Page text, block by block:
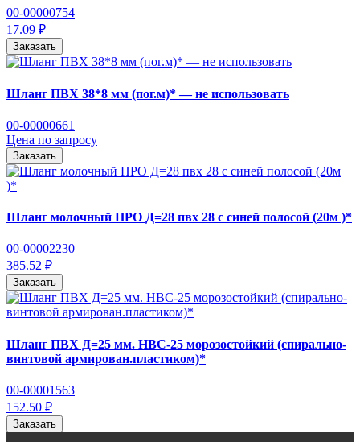
00-00000754
17.09 ₽
Заказать
Шланг ПВХ 38*8 мм (пог.м)* — не использовать
00-00000661
Цена по запросу
Заказать
Шланг молочный ПРО Д=28 пвх 28 с синей полосой (20м )*
00-00002230
385.52 ₽
Заказать
Шланг ПВХ Д=25 мм. НВС-25 морозостойкий (спирально-
винтовой армирован.пластиком)*
00-00001563
152.50 ₽
Заказать